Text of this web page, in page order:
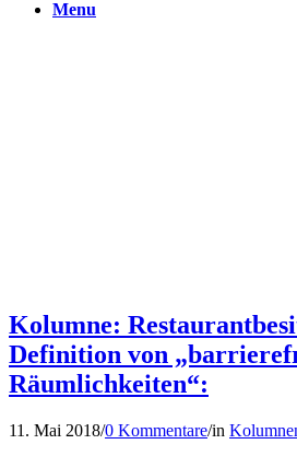
Menu
Kolumne:
Definition von
Räumlichkeiten“:
11. Mai 2018/0 Kommentare/in